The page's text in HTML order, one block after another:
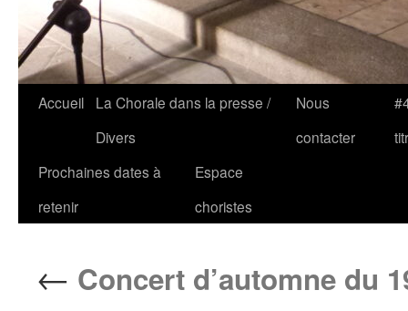
Accueil
La Chorale dans la presse /
Divers
Nous
contacter
Prochaines dates à
retenir
Espace
choristes
← Concert d’automne du